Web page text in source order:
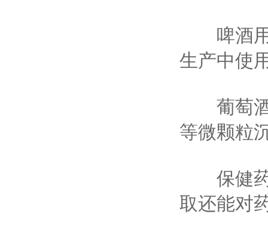
啤酒用
生产中使
葡萄酒
等微颗粒
保健药
取还能对